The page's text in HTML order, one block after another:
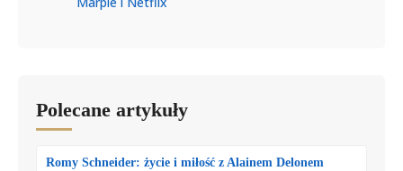
Polecane artykuły
Romy Schneider: życie i miłość z Alainem Delonem